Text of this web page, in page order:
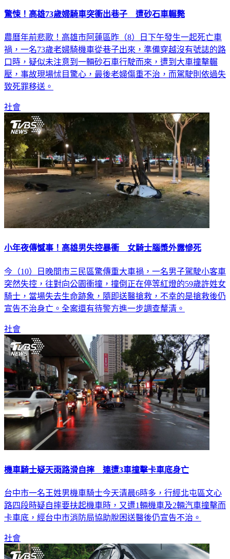
驚悚！高雄73歲婦騎車突衝出巷子 遭砂石車輾斃
農曆年前悲歌！高雄市阿蓮區昨（8）日下午發生一起死亡車
禍，一名73歲老婦騎機車從巷子出來，準備穿越沒有號誌的路
口時，疑似未注意到一輛砂石車行駛而來，遭到大車撞擊輾
壓，事故現場怵目驚心，最後老婦傷重不治，而駕駛則依過失
致死罪移送。
社會
小年夜傳憾事！高雄男失控暴衝 女騎士腦漿外露慘死
今（10）日晚間市三民區驚傳重大車禍，一名男子駕駛小客車
突然失控，往對向公園衝撞，撞倒正在停等紅燈的59歲許姓女
騎士，當場失去生命跡象，隨即送醫搶救，不幸的是搶救後仍
宣告不治身亡。全案還有待警方進一步調查釐清。
社會
機車騎士疑天雨路滑自摔 連遭3車撞擊卡車底身亡
台中市一名王姓男機車騎士今天清晨6時多，行經北屯區文心
路四段時疑自摔要扶起機車時，又遭1輛機車及2輛汽車撞擊而
卡車底，經台中市消防局協助脫困送醫後仍宣告不治。
社會